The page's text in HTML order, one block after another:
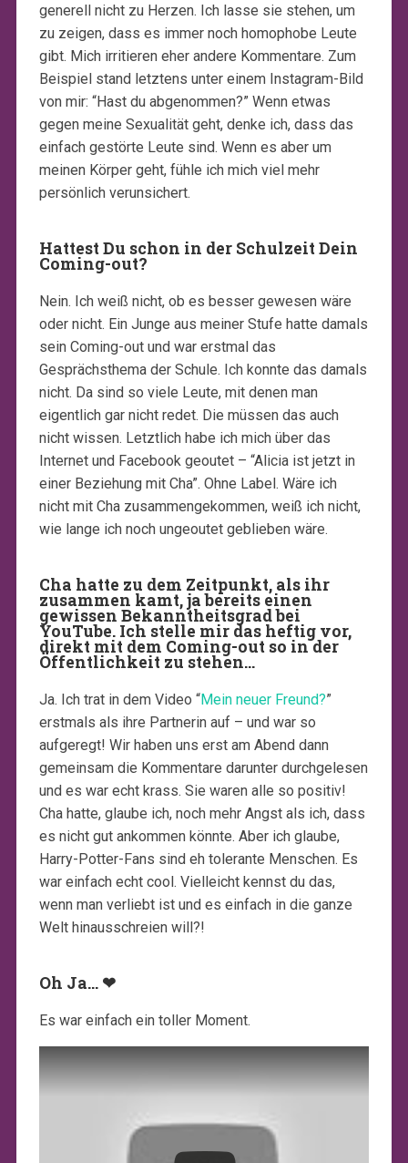
generell nicht zu Herzen. Ich lasse sie stehen, um
zu zeigen, dass es immer noch homophobe Leute
gibt. Mich irritieren eher andere Kommentare. Zum
Beispiel stand letztens unter einem Instagram-Bild
von mir: “Hast du abgenommen?” Wenn etwas
gegen meine Sexualität geht, denke ich, dass das
einfach gestörte Leute sind. Wenn es aber um
meinen Körper geht, fühle ich mich viel mehr
persönlich verunsichert.
Hattest Du schon in der Schulzeit Dein
Coming-out?
Nein. Ich weiß nicht, ob es besser gewesen wäre
oder nicht. Ein Junge aus meiner Stufe hatte damals
sein Coming-out und war erstmal das
Gesprächsthema der Schule. Ich konnte das damals
nicht. Da sind so viele Leute, mit denen man
eigentlich gar nicht redet. Die müssen das auch
nicht wissen. Letztlich habe ich mich über das
Internet und Facebook geoutet – “Alicia ist jetzt in
einer Beziehung mit Cha”. Ohne Label. Wäre ich
nicht mit Cha zusammengekommen, weiß ich nicht,
wie lange ich noch ungeoutet geblieben wäre.
Cha hatte zu dem Zeitpunkt, als ihr
zusammen kamt, ja bereits einen
gewissen Bekanntheitsgrad bei
YouTube. Ich stelle mir das heftig vor,
direkt mit dem Coming-out so in der
Öffentlichkeit zu stehen…
Ja. Ich trat in dem Video “Mein neuer Freund?”
erstmals als ihre Partnerin auf – und war so
aufgeregt! Wir haben uns erst am Abend dann
gemeinsam die Kommentare darunter durchgelesen
und es war echt krass. Sie waren alle so positiv!
Cha hatte, glaube ich, noch mehr Angst als ich, dass
es nicht gut ankommen könnte. Aber ich glaube,
Harry-Potter-Fans sind eh tolerante Menschen. Es
war einfach echt cool. Vielleicht kennst du das,
wenn man verliebt ist und es einfach in die ganze
Welt hinausschreien will?!
Oh Ja… ❤
Es war einfach ein toller Moment.